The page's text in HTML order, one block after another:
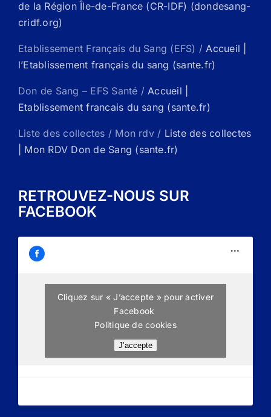
de la Région Île-de-France (CR-IDF) (dondesang-
cridf.org)
Etablissement Français du Sang (EFS) / Accueil |
l’Etablissement français du sang (sante.fr)
Don de Sang – EFS Santé / Accueil |
Etablissement francais du sang (sante.fr)
Liste des collectes / Mon rdv / Liste des collectes
| Mon RDV Don de Sang (sante.fr)
RETROUVEZ-NOUS SUR
FACEBOOK
Cliquez sur « J’accepte » pour activer
Facebook
Politique de cookies
J’accepte